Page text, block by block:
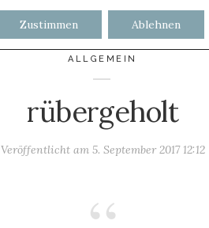
ALLGEMEIN
rübergeholt
Veröffentlicht am 5. September 2017 12:12
Zustimmen Ablehnen